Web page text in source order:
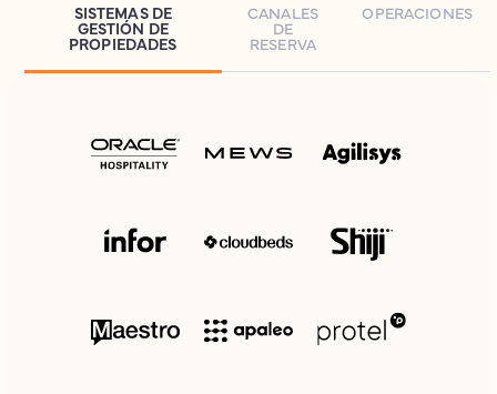
SISTEMAS DE
GESTIÓN DE
PROPIEDADES
CANALES
DE
RESERVA
OPERACIONES